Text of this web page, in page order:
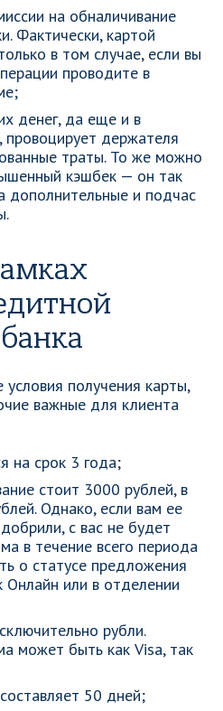
на обналичивание
Фактически, картой
в том случае, если вы
проводите в
денег, да еще и в
держателя
траты. То же можно
кэшбек — он так
дополнительные и подчас
получения карты,
важные для клиента
на срок 3 года;
стоит 3000 рублей, в
Однако, если вам ее
с вас не будет
в течение всего периода
о статусе предложения
или в отделении
рубли.
может быть как Visa, так
50 дней;